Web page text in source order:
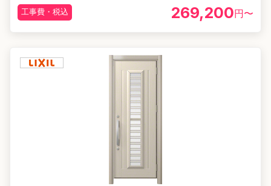
工事費・税込 269,200円〜